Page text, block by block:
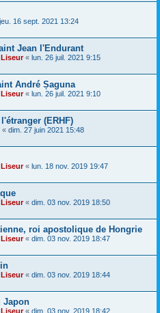
jeu. 16 sept. 2021 13:24
Jean l'Endurant
« lun. 26 juil. 2021 9:15
André Șaguna
« lun. 26 juil. 2021 9:10
(ERHF)
« dim. 27 juin 2021 15:48
« lun. 18 nov. 2019 19:47
« dim. 03 nov. 2019 18:50
roi apostolique de Hongrie
« dim. 03 nov. 2019 18:47
« dim. 03 nov. 2019 18:44
Japon
« dim. 03 nov. 2019 18:42